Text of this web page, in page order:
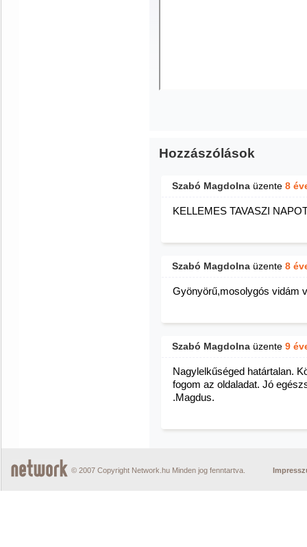
Hozzászólások
Szabó Magdolna üzente 8
KELLEMES TAVASZI
Szabó Magdolna üzente 8
Gyönyörű,mosolygós vidám
Szabó Magdolna üzente 9
Nagylelkűséged határtalan.
fogom az oldaladat. Jó
.Magdus.
© 2007 Copyright Network.hu Minden jog fenntartva.